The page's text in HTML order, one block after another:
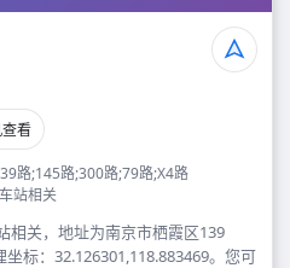
看
路;145路;300路;79路;X4路
站相关
相关，地址为南京市栖霞区139
标：32.126301,118.883469。您可